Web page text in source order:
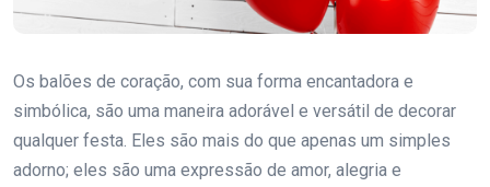
Os balões de coração, com sua forma encantadora e
simbólica, são uma maneira adorável e versátil de decorar
qualquer festa. Eles são mais do que apenas um simples
adorno; eles são uma expressão de amor, alegria e